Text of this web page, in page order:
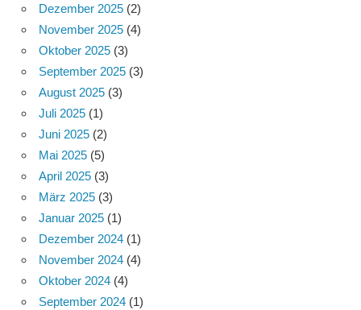
Dezember 2025 (2)
November 2025 (4)
Oktober 2025 (3)
September 2025 (3)
August 2025 (3)
Juli 2025 (1)
Juni 2025 (2)
Mai 2025 (5)
April 2025 (3)
März 2025 (3)
Januar 2025 (1)
Dezember 2024 (1)
November 2024 (4)
Oktober 2024 (4)
September 2024 (1)